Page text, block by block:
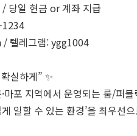
당일 현금 or 계좌 지급
1234
/ 텔레그램: ygg1004
실하게” ✨
마포 지역에서 운영되는 룸/퍼
일할 수 있는 환경’을 최우선